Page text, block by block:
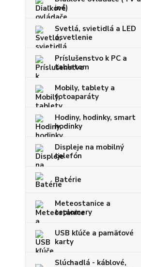
iné)
Svetlá, svietidlá a LED
osvetlenie
Príslušenstvo k PC a
tabletom
Mobily, tablety a
fotoaparáty
Hodiny, hodinky, smart
hodinky
Displeje na mobilný
telefón
Batérie
Meteostanice a
teplomery
USB kľúče a pamäťové
karty
Slúchadlá - káblové,